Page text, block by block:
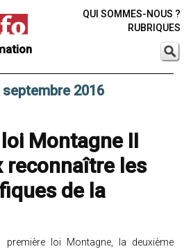
QUI SOMMES-NOUS ?
RUBRIQUES
2016
Montagne II
reconnaître les
de la
première loi Montagne, la deuxième